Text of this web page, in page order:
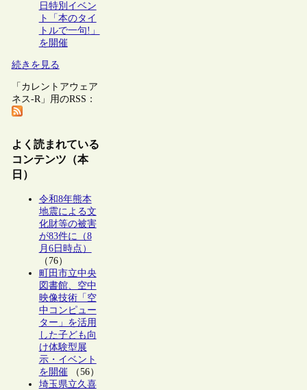
日特別イベン
ト「本のタイ
トルで一句!」
を開催
続きを見る
「カレントアウェア
ネス-R」用のRSS：
よく読まれている
コンテンツ（本
日）
令和8年熊本
地震による文
化財等の被害
が83件に（8
月6日時点）
（76）
町田市立中央
図書館、空中
映像技術「空
中コンピュー
ター」を活用
した子ども向
け体験型展
示・イベント
を開催（56）
埼玉県立久喜